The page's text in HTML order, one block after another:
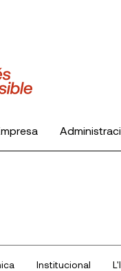
Institucional